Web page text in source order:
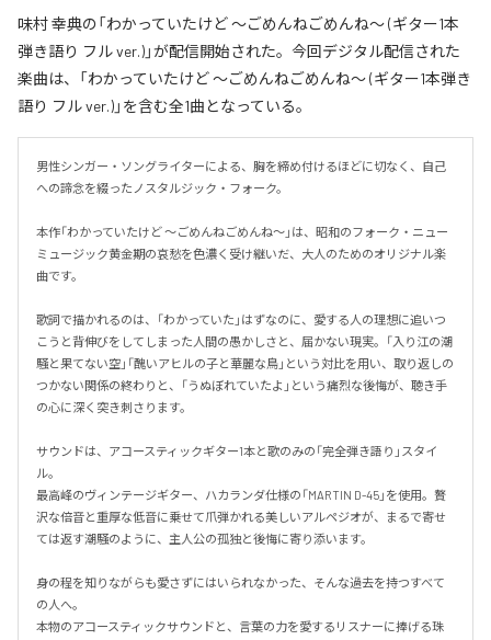
味村 幸典の「わかっていたけど ～ごめんねごめんね～ (ギター1本
弾き語り フル ver.)」が配信開始された。今回デジタル配信された
楽曲は、「わかっていたけど ～ごめんねごめんね～ (ギター1本弾き
語り フル ver.)」を含む全1曲となっている。
男性シンガー・ソングライターによる、胸を締め付けるほどに切なく、自己
への諦念を綴ったノスタルジック・フォーク。
本作「わかっていたけど ～ごめんねごめんね～」は、昭和のフォーク・ニュー
ミュージック黄金期の哀愁を色濃く受け継いだ、大人のためのオリジナル楽
曲です。
歌詞で描かれるのは、「わかっていた」はずなのに、愛する人の理想に追いつ
こうと背伸びをしてしまった人間の愚かしさと、届かない現実。「入り江の潮
騒と果てない空」「醜いアヒルの子と華麗な鳥」という対比を用い、取り返しの
つかない関係の終わりと、「うぬぼれていたよ」という痛烈な後悔が、聴き手
の心に深く突き刺さります。
サウンドは、アコースティックギター1本と歌のみの「完全弾き語り」スタイ
ル。
最高峰のヴィンテージギター、ハカランダ仕様の「MARTIN D-45」を使用。贅
沢な倍音と重厚な低音に乗せて爪弾かれる美しいアルペジオが、まるで寄せ
ては返す潮騒のように、主人公の孤独と後悔に寄り添います。
身の程を知りながらも愛さずにはいられなかった、そんな過去を持つすべて
の人へ。
本物のアコースティックサウンドと、言葉の力を愛するリスナーに捧げる珠